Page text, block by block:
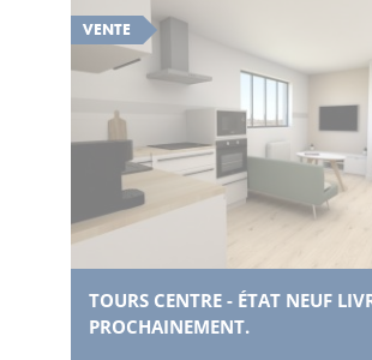
VENTE
TOURS CENTRE - ÉTAT NEUF
PROCHAINEMENT.